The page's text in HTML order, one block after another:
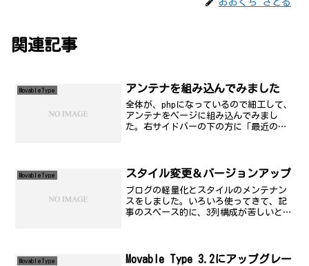
関連記事
MovableType アンテナを組み込んでみました
全体が、phpになっているので細工して、
アンテナをページに組み込んでみまし
た。右サイドバーの下の方に「最近のア
ジに飛び、アンテナ表示の...
MovableType スタイル変更＆バージョンアップ
ブログの軽量化とスタイルのメンテナン
スをしました。いろいろ使ってきて、記
事のスペース的に、3列構成が苦しいとい
ので変えました。これは、...
MovableType
Movable Type 3.2にアップグレー